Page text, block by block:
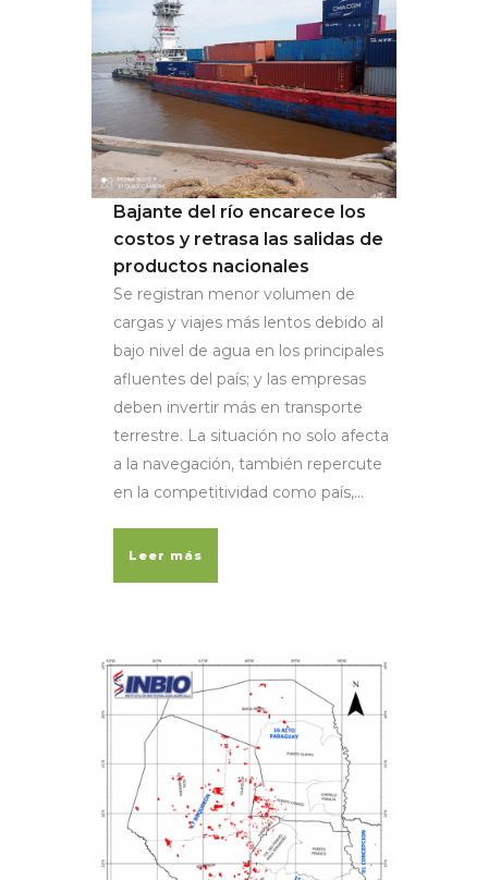
Bajante del río encarece los
costos y retrasa las salidas de
productos nacionales
Se registran menor volumen de
cargas y viajes más lentos debido al
bajo nivel de agua en los principales
afluentes del país; y las empresas
deben invertir más en transporte
terrestre. La situación no solo afecta
a la navegación, también repercute
en la competitividad como país,...
Leer más